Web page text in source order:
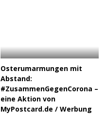
Osterumarmungen mit
Abstand:
#ZusammenGegenCorona –
eine Aktion von
MyPostcard.de / Werbung